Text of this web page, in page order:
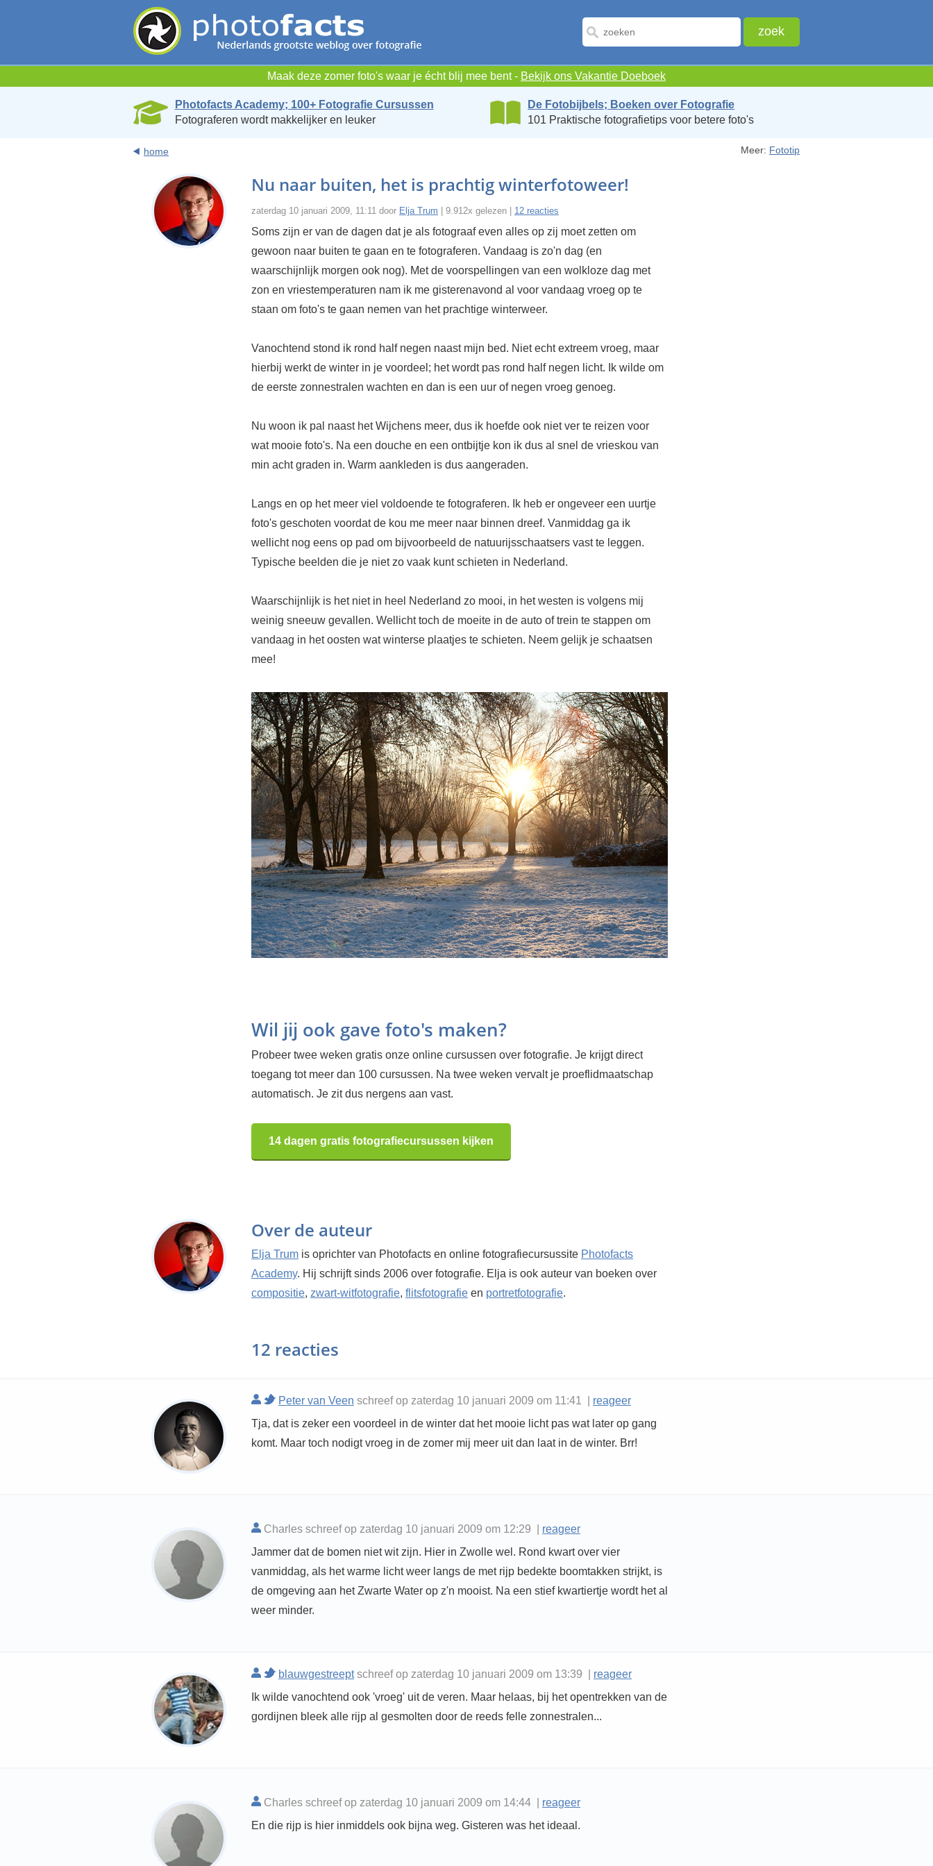
Maak deze zomer foto's waar je écht blij mee bent - Bekijk ons Vakantie Doeboek
Photofacts Academy; 100+ Fotografie Cursussen
Fotograferen wordt makkelijker en leuker
De Fotobijbels; Boeken over Fotografie
101 Praktische fotografietips voor betere foto's
home Meer: Fototip
Nu naar buiten, het is prachtig winterfotoweer!
zaterdag 10 januari 2009, 11:11 door Elja Trum | 9.912x gelezen | 12 reacties
Soms zijn er van de dagen dat je als fotograaf even alles op zij moet zetten om
gewoon naar buiten te gaan en te fotograferen. Vandaag is zo'n dag (en
waarschijnlijk morgen ook nog). Met de voorspellingen van een wolkloze dag met
zon en vriestemperaturen nam ik me gisterenavond al voor vandaag vroeg op te
staan om foto's te gaan nemen van het prachtige winterweer.
Vanochtend stond ik rond half negen naast mijn bed. Niet echt extreem vroeg, maar
hierbij werkt de winter in je voordeel; het wordt pas rond half negen licht. Ik wilde om
de eerste zonnestralen wachten en dan is een uur of negen vroeg genoeg.
Nu woon ik pal naast het Wijchens meer, dus ik hoefde ook niet ver te reizen voor
wat mooie foto's. Na een douche en een ontbijtje kon ik dus al snel de vrieskou van
min acht graden in. Warm aankleden is dus aangeraden.
Langs en op het meer viel voldoende te fotograferen. Ik heb er ongeveer een uurtje
foto's geschoten voordat de kou me meer naar binnen dreef. Vanmiddag ga ik
wellicht nog eens op pad om bijvoorbeeld de natuurijsschaatsers vast te leggen.
Typische beelden die je niet zo vaak kunt schieten in Nederland.
Waarschijnlijk is het niet in heel Nederland zo mooi, in het westen is volgens mij
weinig sneeuw gevallen. Wellicht toch de moeite in de auto of trein te stappen om
vandaag in het oosten wat winterse plaatjes te schieten. Neem gelijk je schaatsen
mee!
Wil jij ook gave foto's maken?
Probeer twee weken gratis onze online cursussen over fotografie. Je krijgt direct
toegang tot meer dan 100 cursussen. Na twee weken vervalt je proeflidmaatschap
automatisch. Je zit dus nergens aan vast.
14 dagen gratis fotografiecursussen kijken
Over de auteur
Elja Trum is oprichter van Photofacts en online fotografiecursussite Photofacts
Academy. Hij schrijft sinds 2006 over fotografie. Elja is ook auteur van boeken over
compositie, zwart-witfotografie, flitsfotografie en portretfotografie.
12 reacties
Peter van Veen schreef op zaterdag 10 januari 2009 om 11:41 | reageer
Tja, dat is zeker een voordeel in de winter dat het mooie licht pas wat later op gang
komt. Maar toch nodigt vroeg in de zomer mij meer uit dan laat in de winter. Brr!
Charles schreef op zaterdag 10 januari 2009 om 12:29 | reageer
Jammer dat de bomen niet wit zijn. Hier in Zwolle wel. Rond kwart over vier
vanmiddag, als het warme licht weer langs de met rijp bedekte boomtakken strijkt, is
de omgeving aan het Zwarte Water op z'n mooist. Na een stief kwartiertje wordt het al
weer minder.
blauwgestreeptschreef op zaterdag 10 januari 2009 om 13:39 | reageer
Ik wilde vanochtend ook 'vroeg' uit de veren. Maar helaas, bij het opentrekken van de
gordijnen bleek alle rijp al gesmolten door de reeds felle zonnestralen...
Charles schreef op zaterdag 10 januari 2009 om 14:44 | reageer
En die rijp is hier inmiddels ook bijna weg. Gisteren was het ideaal.